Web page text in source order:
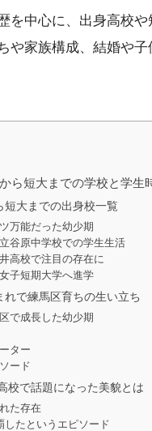
を中心に、出身高校
や家族構成、結婚や
ら短大までの学校と学生
短大までの出身校一覧
万能だった幼少期
谷原中学校での学生生活
高校で注目の存在に
子短期大学へ進学
れで練馬区育ちの生い立ち
で成長した幼少期
ター
ード
校で話題になった美貌とは
た存在
したというエピソード